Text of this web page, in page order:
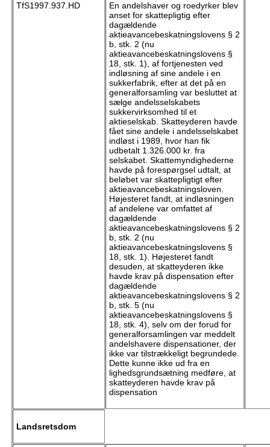
TfS1997.937.HD
En andelshaver og roedyrker blev
anset for skattepligtig efter
dagældende
aktieavancebeskatningslovens § 2
b, stk. 2 (nu
aktieavancebeskatningslovens §
18, stk. 1), af fortjenesten ved
indløsning af sine andele i en
sukkerfabrik, efter at det på en
generalforsamling var besluttet at
sælge andelsselskabets
sukkervirksomhed til et
aktieselskab. Skatteyderen havde
fået sine andele i andelsselskabet
indløst i 1989, hvor han fik
udbetalt 1.326.000 kr. fra
selskabet. Skattemyndighederne
havde på forespørgsel udtalt, at
beløbet var skattepligtigt efter
aktieavancebeskatningsloven.
Højesteret fandt, at indløsningen
af andelene var omfattet af
dagældende
aktieavancebeskatningslovens § 2
b, stk. 2 (nu
aktieavancebeskatningslovens §
18, stk. 1). Højesteret fandt
desuden, at skatteyderen ikke
havde krav på dispensation efter
dagældende
aktieavancebeskatningslovens § 2
b, stk. 5 (nu
aktieavancebeskatningslovens §
18, stk. 4), selv om der forud for
generalforsamlingen var meddelt
andelshavere dispensationer, der
ikke var tilstrækkeligt begrundede.
Dette kunne ikke ud fra en
lighedsgrundsætning medføre, at
skatteyderen havde krav på
dispensation
Landsretsdom